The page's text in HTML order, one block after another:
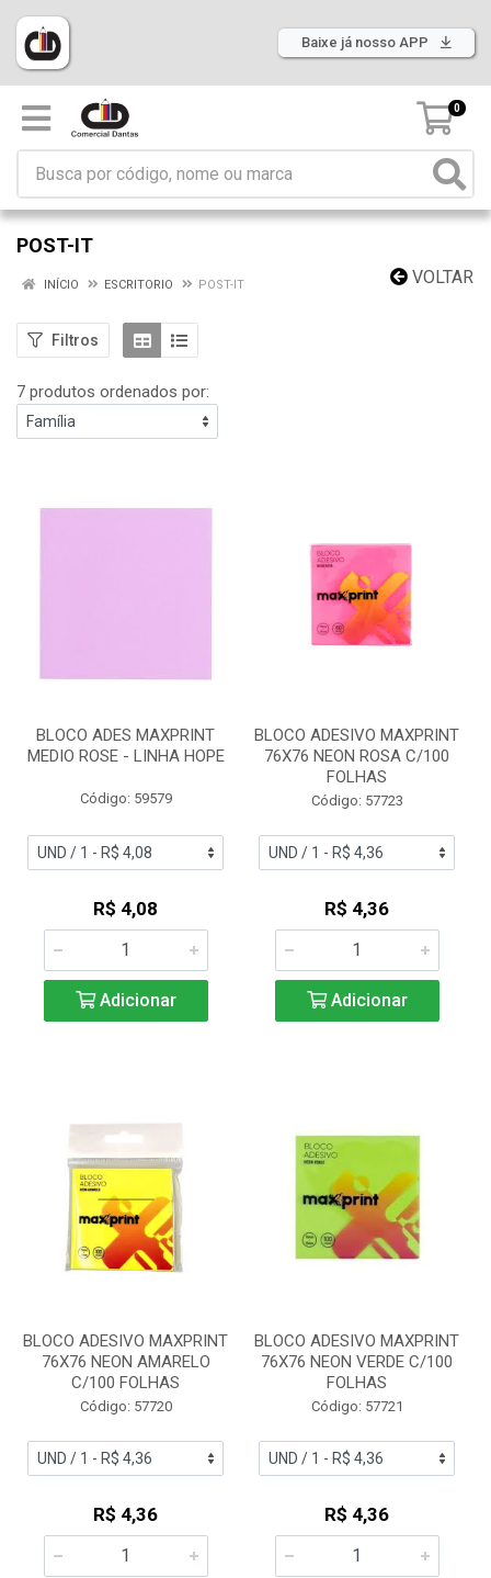
Baixe já nosso APP
0
POST-IT
VOLTAR
INÍCIO ESCRITORIO POST-IT
Filtros
7 produtos ordenados por:
BLOCO ADES MAXPRINT
MEDIO ROSE - LINHA HOPE
Código: 59579
R$ 4,08
Adicionar
BLOCO ADESIVO MAXPRINT
76X76 NEON ROSA C/100
FOLHAS
Código: 57723
R$ 4,36
Adicionar
BLOCO ADESIVO MAXPRINT
76X76 NEON AMARELO
C/100 FOLHAS
Código: 57720
R$ 4,36
BLOCO ADESIVO MAXPRINT
76X76 NEON VERDE C/100
FOLHAS
Código: 57721
R$ 4,36